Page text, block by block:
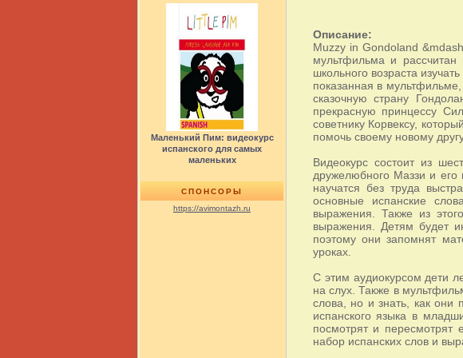
Маленький Пим: видеокурс
испанского для самых
маленьких
СПОНСОРЫ
https://avimontazh.ru
Описание:
Muzzy in Gondoland
мультфильма и
школьного возраста
показанная в
сказочную страну
прекрасную принцессу
советнику Корвексу,
помочь своему новому
Видеокурс состоит из
дружелюбного Маззи и его
научатся без труда
основные испанские
выражения. Также из
выражения. Детям будет
поэтому они запомнят
уроках.
С этим аудиокурсом дети
на слух. Также в
слова, но и знать, как они
испанского языка в
посмотрят и пересмотрят
набор испанских слов и